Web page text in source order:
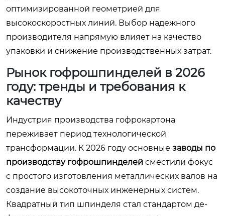
оптимизированной геометрией для
высокоскоростных линий. Выбор надежного
производителя напрямую влияет на качество
упаковки и снижение производственных затрат.
Рынок гофрошпинделей в 2026
году: тренды и требования к
качеству
Индустрия производства гофрокартона
переживает период технологической
трансформации. К 2026 году основные заводы по
производству гофрошпинделей сместили фокус
с простого изготовления металлических валов на
создание высокоточных инженерных систем.
Квадратный тип шпинделя стал стандартом де-